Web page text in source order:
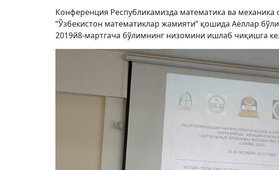
Конференция Республикамизда математика ва
“Ўзбекистон математиклар жамияти” қошида Аёллар
2019й8-мартгача бўлимнинг низомини ишлаб чиқишга